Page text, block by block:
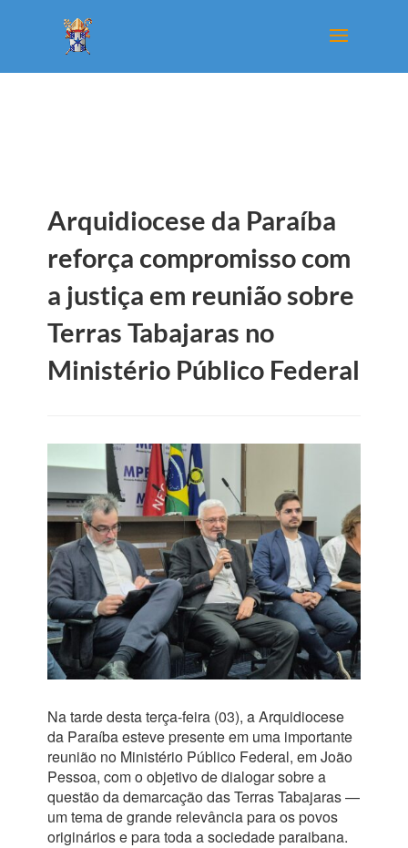
Arquidiocese da Paraíba
reforça compromisso com
a justiça em reunião sobre
Terras Tabajaras no
Ministério Público Federal
Na tarde desta terça-feira (03), a Arquidiocese
da Paraíba esteve presente em uma importante
reunião no Ministério Público Federal, em João
Pessoa, com o objetivo de dialogar sobre a
questão da demarcação das Terras Tabajaras —
um tema de grande relevância para os povos
originários e para toda a sociedade paraibana.